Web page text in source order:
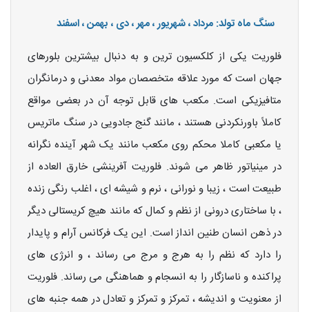
سنگ ماه تولد: مرداد ، شهریور ، مهر ، دی ، بهمن ، اسفند
فلوریت یکی از کلکسیون ترین و به دنبال بیشترین بلورهای
جهان است که مورد علاقه متخصصان مواد معدنی و درمانگران
متافیزیکی است. مکعب های قابل توجه آن در بعضی مواقع
کاملاً باورنکردنی هستند ، مانند گنج جادویی در سنگ ماتریس
یا مکعبی کاملا محکم روی مکعب مانند یک شهر آینده نگرانه
در مینیاتور ظاهر می شوند. فلوریت آفرینشی خارق العاده از
طبیعت است ، زیبا و نورانی ، نرم و شیشه ای ، اغلب رنگی زنده
، با ساختاری درونی از نظم و کمال که مانند هیچ کریستالی دیگر
در ذهن انسان طنین انداز است. این یک فرکانس آرام و پایدار
را دارد که نظم را به هرج و مرج می رساند ، و انرژی های
پراکنده و ناسازگار را به انسجام و هماهنگی می رساند. فلوریت
از معنویت و اندیشه ، تمرکز و تمرکز و تعادل در همه جنبه های